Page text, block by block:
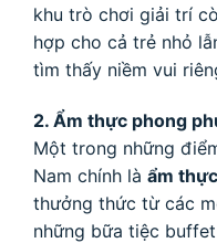
khu trò chơi giải trí
hợp cho cả trẻ nhỏ
tìm thấy niềm vui
2. Ẩm thực phong
Một trong những
Nam chính là ẩm
thưởng thức từ các
những bữa tiệc